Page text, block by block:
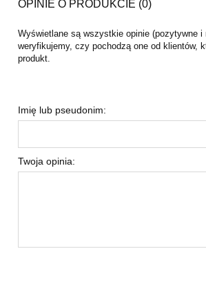
OPINIE O PRODUKCIE (0)
Wyświetlane są wszystkie opinie (pozytywne i
weryfikujemy, czy pochodzą one od klientów,
produkt.
Imię lub pseudonim:
Twoja opinia: